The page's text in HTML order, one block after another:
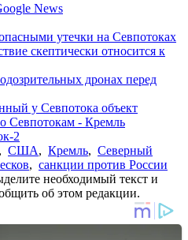
News
утечки на Севпотоках
скептически относится к
дронах перед
у Севпотока объект
Севпотокам - Кремль
2
, США, Кремль, Северный
, санкции против России
необходимый текст и
об этом редакции.